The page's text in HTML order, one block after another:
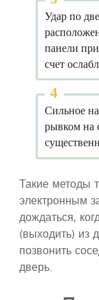
Удар по
панели
счет
Сильное
рывком на
Такие методы
электронным
дождаться,
(выходить) из
позвонить
дверь.